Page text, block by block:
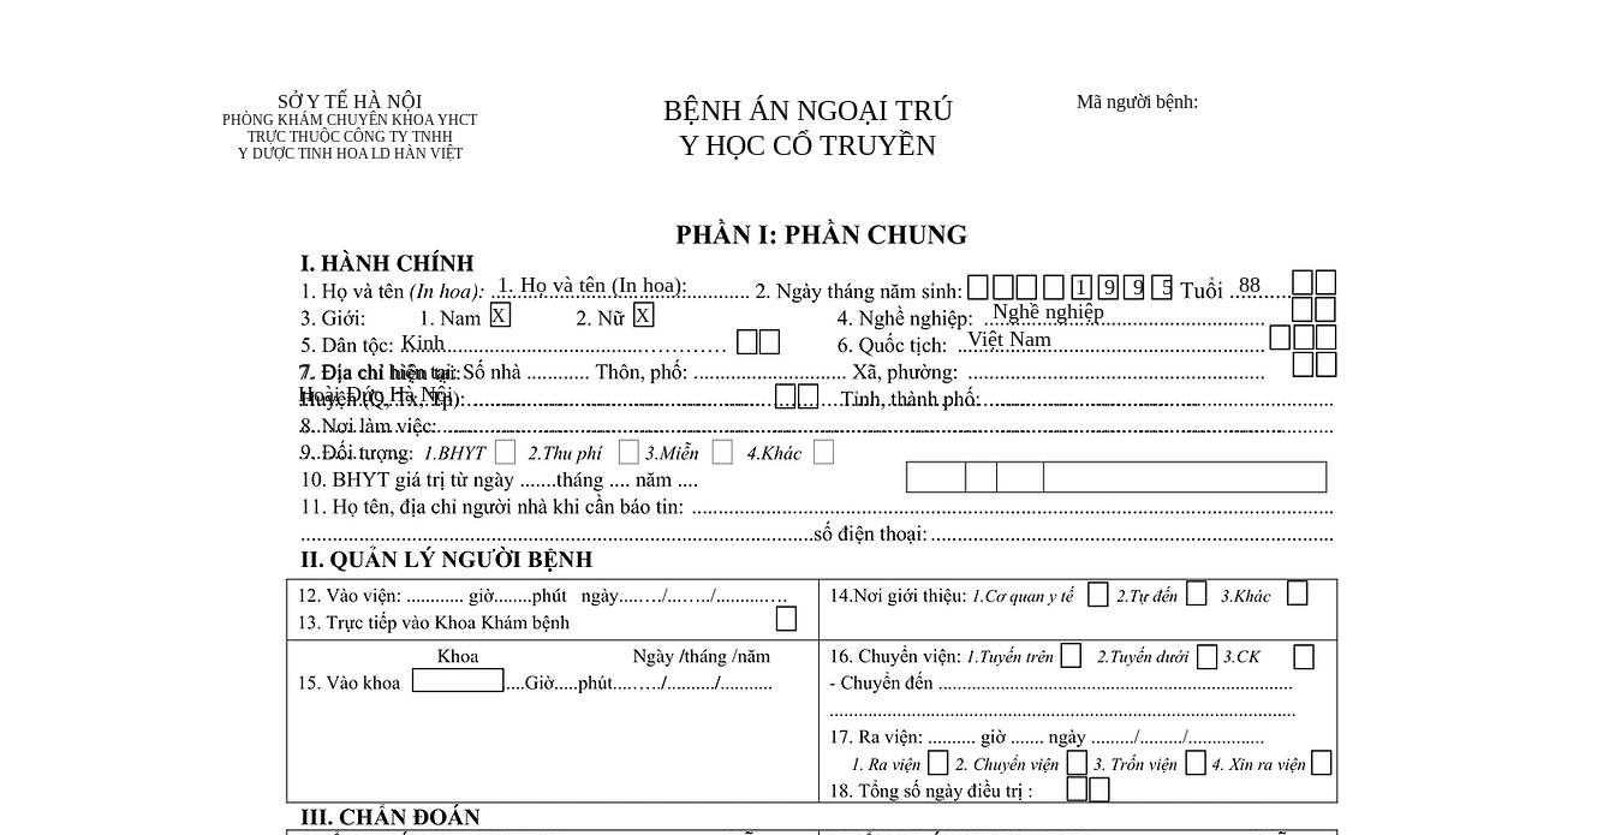
SỞ Y TẾ HÀ NỘI
PHÒNG KHÁM CHUYÊN KHOA YHCT
TRỰC THUỘC CÔNG TY TNHH
Y DƯỢC TINH HOA LD HÀN VIỆT
BỆNH ÁN NGOẠI TRÚ
Y HỌC CỔ TRUYỀN
Mã người bệnh:
1. Họ và tên (In hoa): 1 9 9 5 88
X X
Nghề nghiệp
Việt Nam
Kinh
7. Địa chỉ hiện tại:
......................................................................................................................................................
....................................................................................................................................................................
..................
Hoài Đức Hà Nội